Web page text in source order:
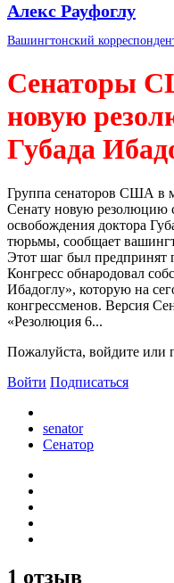
Алекс Рауфоглу
Вашингтонский
Сенаторы
новую
Губада
Группа сенаторов США в
Сенату новую резолюцию
освобождения доктора
тюрьмы, сообщает
Этот шаг был предпринят
Конгресс обнародовал
Ибадоглу», которую на
конгрессменов. Версия
«Резолюция 6...
Пожалуйста, войдите или
Войти Подписаться
senator
Сенатор
1 отзыв